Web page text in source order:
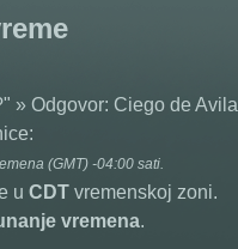
» Odgovor: Ciego de Avila
(GMT) -04:00 sati.
u CDT vremenskoj zoni.
vremena.